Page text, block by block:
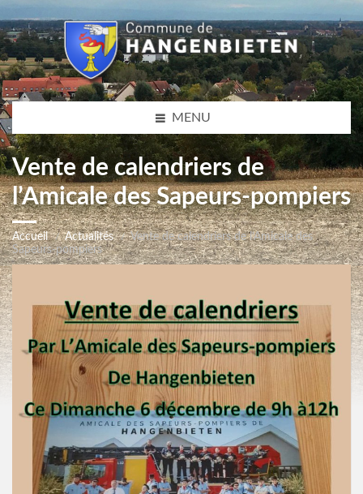
MENU
Vente de calendriers de
l’Amicale des Sapeurs-pompiers
Accueil Actualités
Vente de calendriers de l’Amicale des
Sapeurs-pompiers